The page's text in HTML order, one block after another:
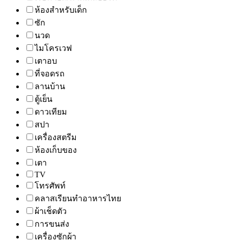
ห้องสำหรับเด็ก
ซัก
นวด
ไมโครเวฟ
เตาอบ
ที่จอดรถ
ลานบ้าน
ตู้เย็น
ดาวเทียม
สปา
เครื่องสตรีม
ห้องเก็บของ
เตา
TV
โทรศัพท์
คลาสเรียนทำอาหารไทย
ผ้าเช็ดตัว
การขนส่ง
เครื่องซักผ้า